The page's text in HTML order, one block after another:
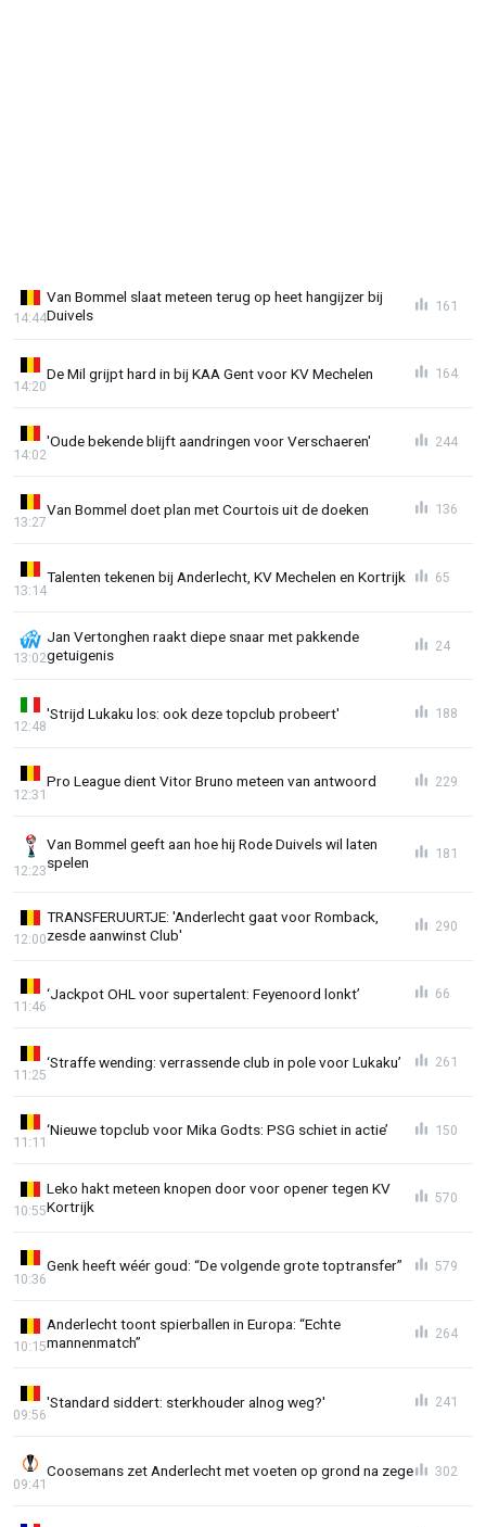
Van Bommel slaat meteen terug op heet hangijzer bij
Duivels
14:44
161
De Mil grijpt hard in bij KAA Gent voor KV Mechelen
14:20
164
'Oude bekende blijft aandringen voor Verschaeren'
14:02
244
Van Bommel doet plan met Courtois uit de doeken
13:27
136
Talenten tekenen bij Anderlecht, KV Mechelen en Kortrijk
13:14
65
Jan Vertonghen raakt diepe snaar met pakkende
getuigenis
13:02
24
'Strijd Lukaku los: ook deze topclub probeert'
12:48
188
Pro League dient Vitor Bruno meteen van antwoord
12:31
229
Van Bommel geeft aan hoe hij Rode Duivels wil laten
spelen
12:23
181
TRANSFERUURTJE: 'Anderlecht gaat voor Romback,
zesde aanwinst Club'
12:00
290
‘Jackpot OHL voor supertalent: Feyenoord lonkt’
11:46
66
‘Straffe wending: verrassende club in pole voor Lukaku’
11:25
261
‘Nieuwe topclub voor Mika Godts: PSG schiet in actie’
11:11
150
Leko hakt meteen knopen door voor opener tegen KV
Kortrijk
10:55
570
Genk heeft wéér goud: “De volgende grote toptransfer”
10:36
579
Anderlecht toont spierballen in Europa: “Echte
mannenmatch”
10:15
264
'Standard siddert: sterkhouder alnog weg?'
09:56
241
Coosemans zet Anderlecht met voeten op grond na zege
09:41
302